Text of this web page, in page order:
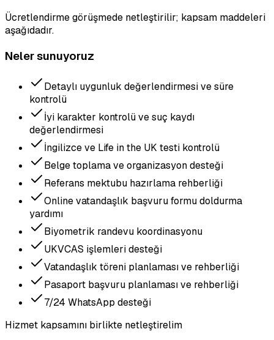
Ücretlendirme görüşmede netleştirilir; kapsam maddeleri
aşağıdadır.
Neler sunuyoruz
Detaylı uygunluk değerlendirmesi ve süre
kontrolü
İyi karakter kontrolü ve suç kaydı
değerlendirmesi
İngilizce ve Life in the UK testi kontrolü
Belge toplama ve organizasyon desteği
Referans mektubu hazırlama rehberliği
Online vatandaşlık başvuru formu doldurma
yardımı
Biyometrik randevu koordinasyonu
UKVCAS işlemleri desteği
Vatandaşlık töreni planlaması ve rehberliği
Pasaport başvuru planlaması ve rehberliği
7/24 WhatsApp desteği
Hizmet kapsamını birlikte netleştirelim